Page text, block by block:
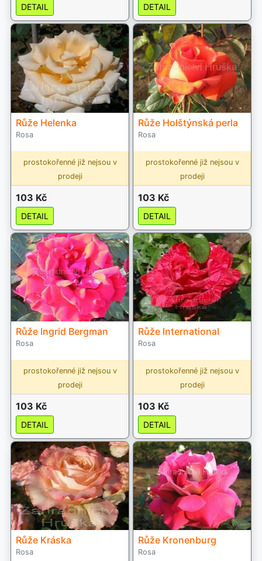
DETAIL DETAIL
Růže Helenka
Rosa
prostokořenné již nejsou v
prodeji
103 Kč
DETAIL
Růže Holštýnská perla
Rosa
prostokořenné již nejsou v
prodeji
103 Kč
DETAIL
Růže Ingrid Bergman
Rosa
prostokořenné již nejsou v
prodeji
103 Kč
DETAIL
Růže International
Rosa
prostokořenné již nejsou v
prodeji
103 Kč
DETAIL
Růže Kráska
Rosa
Růže Kronenburg
Rosa